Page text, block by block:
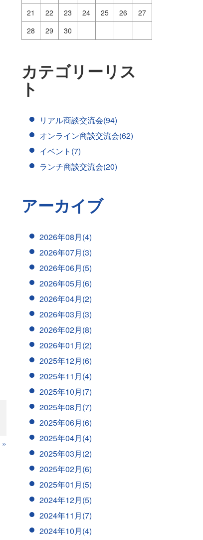
»
21
22 23 24 25 26
27
28
29 30
カテゴリーリス
ト
リアル商談交流会(94)
オンライン商談交流会(62)
イベント(7)
ランチ商談交流会(20)
アーカイブ
2026年08月(4)
2026年07月(3)
2026年06月(5)
2026年05月(6)
2026年04月(2)
2026年03月(3)
2026年02月(8)
2026年01月(2)
2025年12月(6)
2025年11月(4)
2025年10月(7)
2025年08月(7)
2025年06月(6)
2025年04月(4)
2025年03月(2)
2025年02月(6)
2025年01月(5)
2024年12月(5)
2024年11月(7)
2024年10月(4)